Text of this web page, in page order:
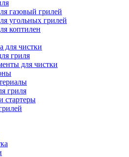
газовый грилей
угольных грилей
коптилен
для чистки
гриля
для чистки
гриля
стартеры